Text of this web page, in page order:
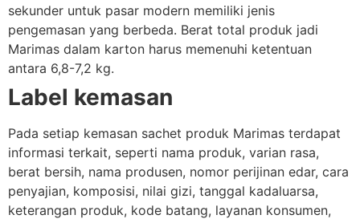
sekunder untuk pasar modern memiliki jenis
pengemasan yang berbeda. Berat total produk jadi
Marimas dalam karton harus memenuhi ketentuan
antara 6,8-7,2 kg.
Label kemasan
Pada setiap kemasan sachet produk Marimas terdapat
informasi terkait, seperti nama produk, varian rasa,
berat bersih, nama produsen, nomor perijinan edar, cara
penyajian, komposisi, nilai gizi, tanggal kadaluarsa,
keterangan produk, kode batang, layanan konsumen,